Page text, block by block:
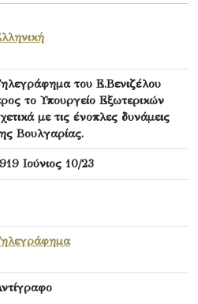
του Ε.Βενιζέλου
το Υπουργείο Εξωτερικών
με τις ένοπλες δυνάμεις
Βουλγαρίας.
Ιούνιος 10/23